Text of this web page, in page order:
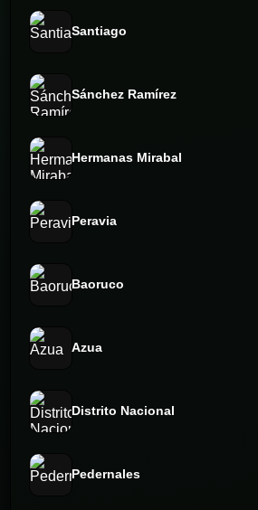
Santiago
Sánchez Ramírez
Hermanas Mirabal
Peravia
Baoruco
Azua
Distrito Nacional
Pedernales